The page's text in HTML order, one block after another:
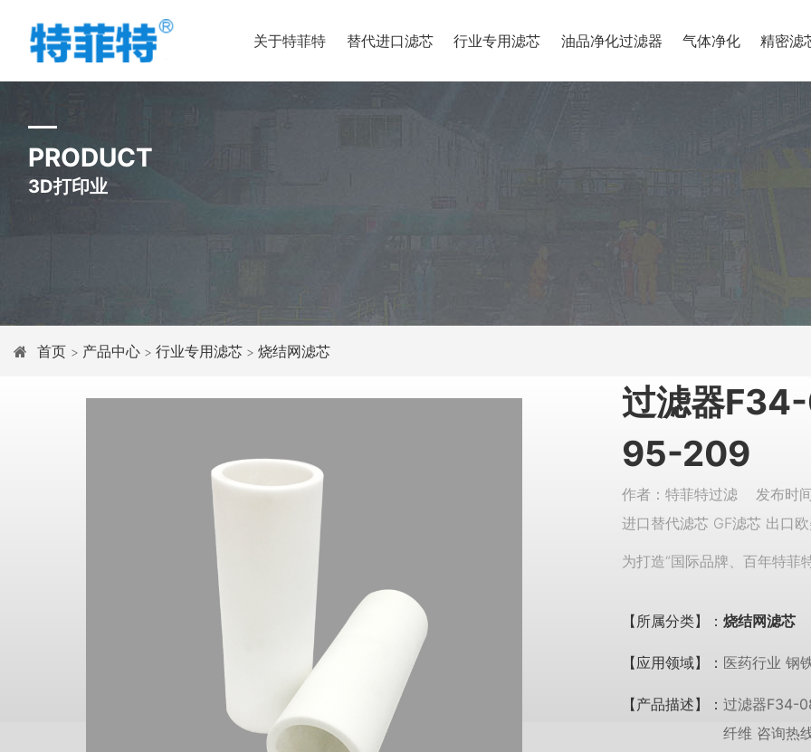
关于特菲特 替代进口滤芯 行业专用滤芯 油品净化过滤器 气体净化 精密滤
PRODUCT
3D打印业
首页 > 产品中心 > 行业专用滤芯 > 烧结网滤芯
过滤器
95-209
作者：特菲特过滤 发布时
进口替代滤芯 GF滤芯 出口
为打造“国际品牌、百年特菲
【所属分类】： 烧结网滤芯
【应用领域】： 医药行业 钢
【产品描述】： 过滤器F34-
纤维 咨询热